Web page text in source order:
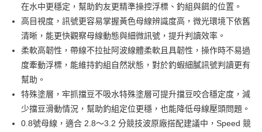
【注意事項】
1.本服務係由「台灣大哥大股份有限公司」（以下簡稱本公司）所提供，讓
用戶於交易時，得透過本服務購買商品或服務，並由商店將買賣／分期付款
買賣價金債權讓與本公司後，依約使用本公司帳單繳交帳款。
資料（包含姓名、電話或地址）提供予台灣大哥大進項蒐集、處理及利用，
由本公司與您本人進行分期帳單所需資料之確認、核對及更正。
3.完整用戶服務條款，請詳閱以下連結：https://oppay.tw/userRule
３．收到繳費通知簡訊後14天內，點擊此簡訊中的連結，可透過四大超商／
ATM／網路銀行／等多元方式進行付款，方視為交易完成。
※ 請注意：結帳手續完成當下不需立刻繳費，但若您需要取消訂單，請聯絡
購買商品的店家。未經商家同意取消之訂單仍視為有效，需透過AFTEE先享
後付繳納相關費用。
※ 交易是否成功請以「AFTEE先享後付 」之結帳頁面顯示為準，若有關於
是否繳費成功／繳費後需取消欲退款等相關疑問，請聯繫「AFTEE先享後付
客戶支援中心」
【注意事項】
易，需依本服務之必要範圍內提供個人資料，並將交易相關給付款項請求債
付款後全家取貨
每筆NT$60，滿NT$1,200(含以上)免運費
7-11取貨付款
每筆NT$60，滿NT$1,200(含以上)免運費
付款後7-11取貨
每筆NT$60，滿NT$1,200(含以上)免運費
一般宅配（門市自取請勿下單，請聯繫客服）
在水中更穩定，幫助釣友更精準操控浮標、釣組與餌的位置。
高目視度，訊號更容易掌握黃色母線辨識度高，微光環境下依舊
清晰，能更快觀察母線動態與細微訊號，提升判讀效率。
柔軟高韌性，帶線不拉扯阿波線體柔軟且具韌性，操作時不易過
度牽動浮標，能維持釣組自然狀態，對於釣蝦細膩訊號判讀更有
幫助。
特殊塗層，牢抓擋豆不吸水特殊塗層可提升擋豆咬合穩定度，減
少擋豆滑動情況，幫助釣組定位更穩，也能降低母線壓頭問題。
0.8號母線，適合 2.8～3.2 分競技波原廠搭配建議中，Speed 競